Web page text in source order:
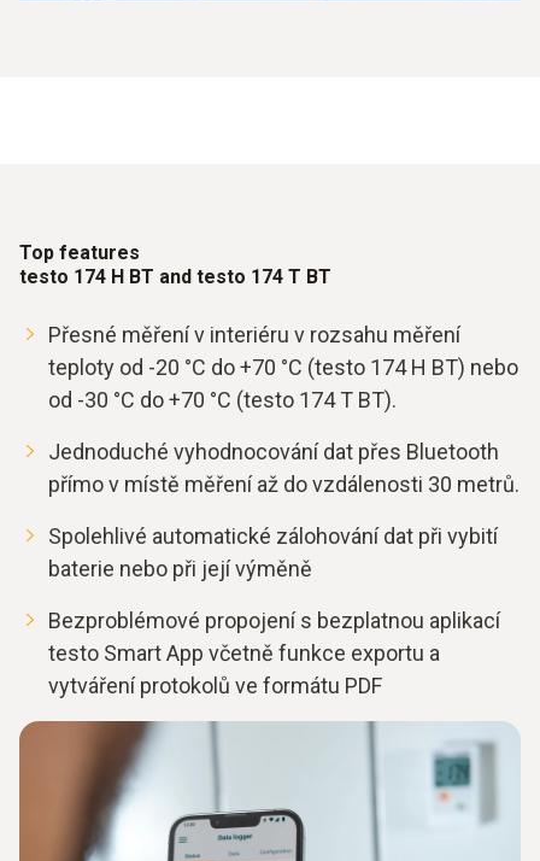
Top features
testo 174 H BT and testo 174 T BT
Přesné měření v interiéru v rozsahu měření
teploty od -20 °C do +70 °C (testo 174 H BT) nebo
od -30 °C do +70 °C (testo 174 T BT).
Jednoduché vyhodnocování dat přes Bluetooth
přímo v místě měření až do vzdálenosti 30 metrů.
Spolehlivé automatické zálohování dat při vybití
baterie nebo při její výměně
Bezproblémové propojení s bezplatnou aplikací
testo Smart App včetně funkce exportu a
vytváření protokolů ve formátu PDF